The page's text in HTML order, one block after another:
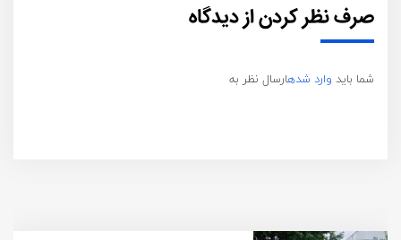
صرف نظر کردن از دیدگاه
شما باید وارد شدهارسال نظر به